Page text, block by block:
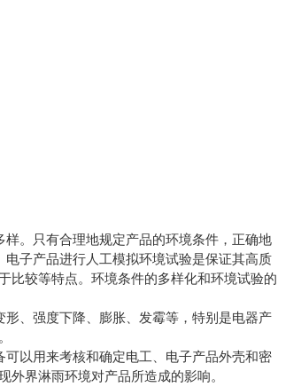
。只有合理地规定产品的环境条件，正确地
子产品进行人工模拟环境试验是保证其高质
比较等特点。环境条件的多样化和环境试验的
、强度下降、膨胀、发霉等，特别是电器产
以用来考核和确定电工、电子产品外壳和密
界淋雨环境对产品所造成的影响。